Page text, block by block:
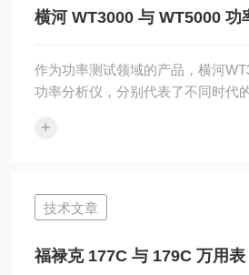
横河 WT3000 与 WT5000 功
作为功率测试领域的产品，横河
功率分析仪，分别代表了不同时代
异，直接影响着用户的选型决策。
精度与DC~1MHz的带宽，可满足
与家电产品的功率测试需求；而
实现了显著突破，其基础精度提升
DC~5MHz，...
+
技术文章
福禄克 177C 与 179C 万用